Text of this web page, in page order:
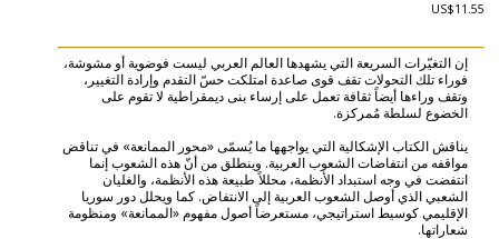
US$11.55
إن التغيّرات السريعة التي يشهدها العالم العربي ليست فوضوية أو مشوشة،
فوراء تلك التحولات تقف قوى صاعدة امتلكت حسّ التقدم وإرادة التغيير،
وتقف وراءها أيضاً ثقافة تعمل على إرساء بنى ديمقراطية لا تقوم على
الخضوع لسلطة مُمركزة.
يناقش الكتاب الإشكالية التي يواجهها ما يُسمّى «محور الممانعة» في تناقض
مواقفه من انتفاضات الشعوب العربية. وينطلق من أنّ هذه الشعوب إنما
انتفضت في وجه استبداد الأنظمة، محللاً طبيعة هذه الأنظمة، والغليان
الشعبي الذي أوصل الشعوب العربية إلى الانتفاض. كما ويحلل دور سوريا
الإقليمي كوسيط استراتيجي، مستعرضاً أصول مفهوم «الممانعة» ومنظومة
شعاراتها.